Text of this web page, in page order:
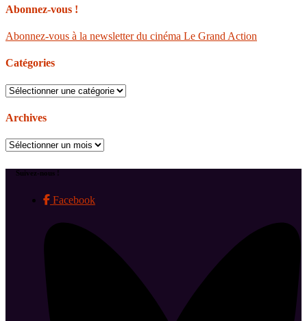
Abonnez-vous !
Abonnez-vous à la newsletter du cinéma Le Grand Action
Catégories
Catégories
Archives
Archives
Suivez-nous !
Facebook